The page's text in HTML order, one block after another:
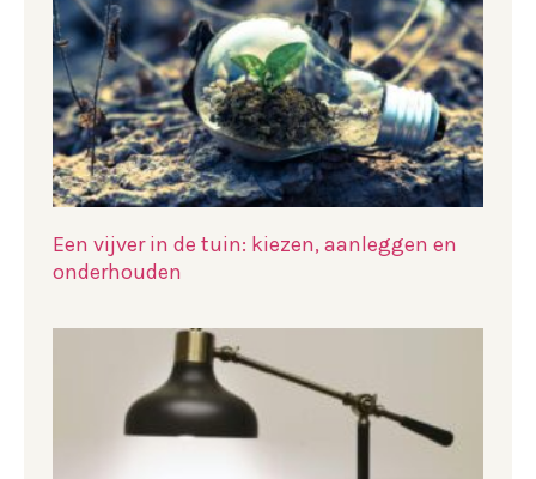
Een vijver in de tuin: kiezen, aanleggen en
onderhouden